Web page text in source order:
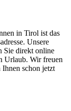
in Tirol ist das
Unsere
Sie direkt online
Urlaub. Wir freuen
schon jetzt